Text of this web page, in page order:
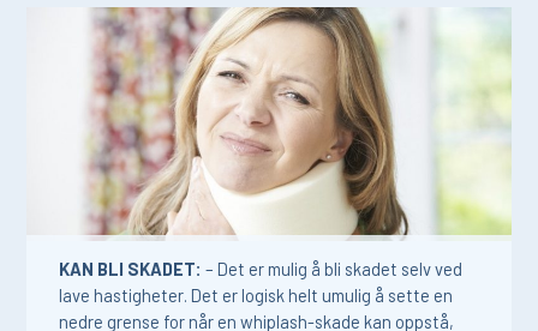
KAN BLI SKADET: – Det er mulig å bli skadet selv ved
lave hastigheter. Det er logisk helt umulig å sette en
nedre grense for når en whiplash-skade kan oppstå,